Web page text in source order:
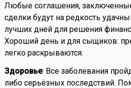
Любые соглашения,
сделки будут на редкость
лучших дней для решения
Хороший день и для сыщиков:
легко раскрываются.
Здоровье: Все заболевания
либо серьёзных последствий.